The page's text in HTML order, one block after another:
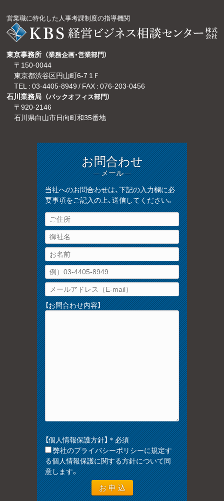
営業職に特化した人事考課制度の指導機関
東京事務所 （業務企画・営業部門）
〒150-0044
東京都渋谷区円山町6-7 1Ｆ
TEL : 03-4405-8949 / FAX : 076-203-0456
石川業務局 （バックオフィス部門）
〒920-2146
石川県白山市日向町和35番地
お問合わせ
— メール —
当社へのお問合わせは、下記の入力欄に必
要事項をご記入の上、送信してください。
【お問合わせ内容】
【個人情報保護方針】＊必須
弊社のプライバシーポリシーに規定す
る個人情報保護に関する方針について同
意します。